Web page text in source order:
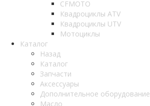
CFMOTO
Квадроциклы ATV
Квадроциклы UTV
Мотоциклы
Каталог
Назад
Каталог
Запчасти
Аксессуары
Дополнительное оборудование
Масло